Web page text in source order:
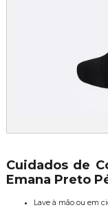
Cuidados de
Emana Preto
Lave à mão ou em